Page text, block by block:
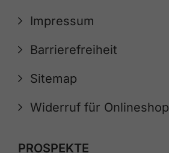
Impressum
Barrierefreiheit
Sitemap
Widerruf für Onlineshop
PROSPEKTE